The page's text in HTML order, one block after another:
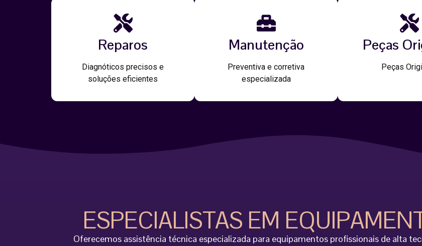
Reparos
Diagnóticos precisos e
soluções eficientes
Manutenção
Preventiva e corretiva
especializada
Peças
Peças
ESPECIALISTAS EM
Oferecemos assistência técnica especializada para equipamentos profissionais de alta